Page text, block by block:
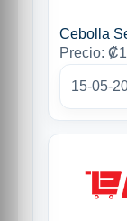
Cebolla
Precio:
15-05-